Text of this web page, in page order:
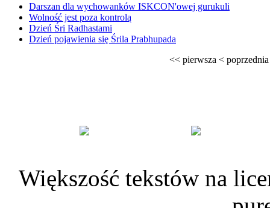
Darszan dla wychowanków ISKCON'owej gurukuli
Wolność jest poza kontrolą
Dzień Śri Radhastami
Dzień pojawienia się Śrila Prabhupada
<< pierwsza < poprzednia
Większość tekstów na